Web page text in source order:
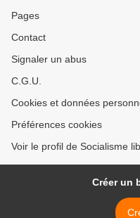
Pages
Contact
Signaler un abus
C.G.U.
Cookies et données
Préférences cookies
Voir le profil de Socialisme
Créer un